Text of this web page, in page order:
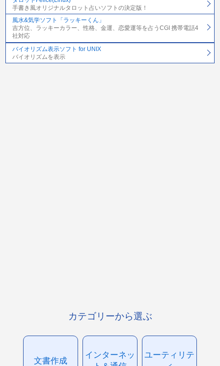
手書き風オリジナルタロット占いソフトの決定版！
風水&気学ソフト「ラッキーくん」
吉方位、ラッキーカラー、性格、金運、恋愛運等を占うCGI 携帯電話4
社対応
バイオリズム表示ソフト for UNIX
バイオリズムを表示
カテゴリーから選ぶ
文書作成
インターネッ
ユーティリテ